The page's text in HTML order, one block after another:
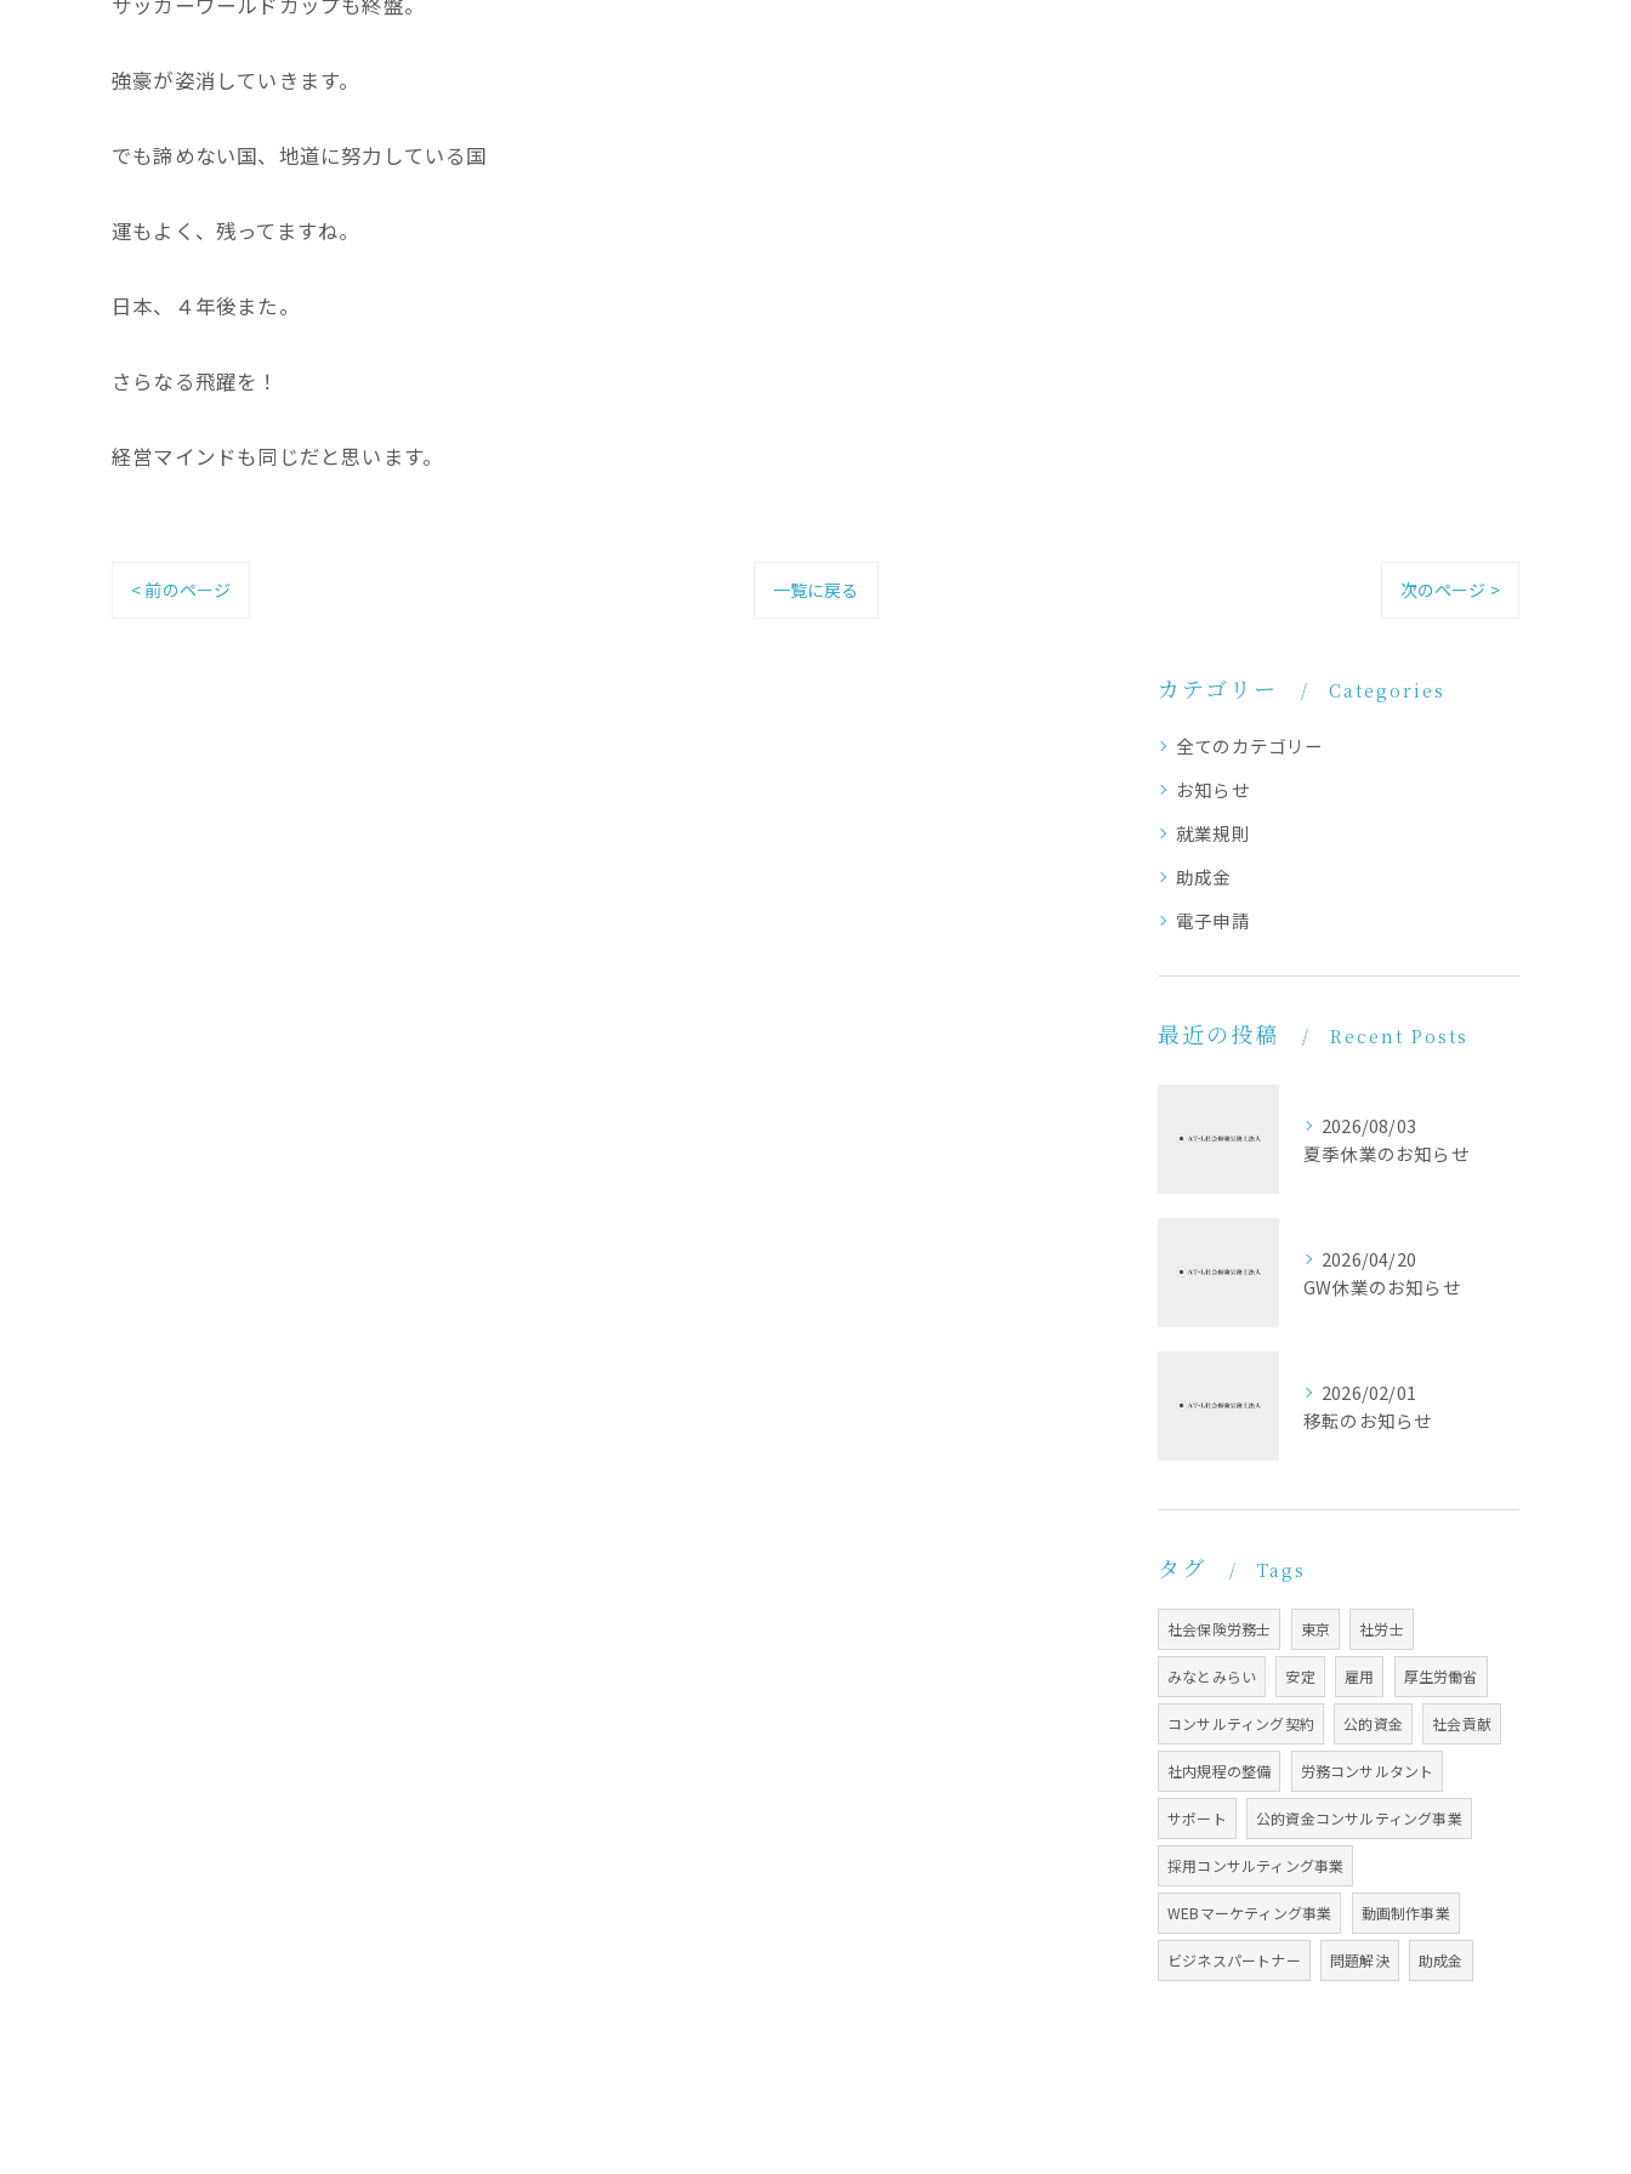
強豪が姿消していきます。
でも諦めない国、地道に努力している国
運もよく、残ってますね。
日本、４年後また。
さらなる飛躍を！
経営マインドも同じだと思います。
< 前のページ 一覧に戻る 次のページ >
カテゴリー Categories
全てのカテゴリー
お知らせ
就業規則
助成金
電子申請
最近の投稿 Recent Posts
2026/08/03
夏季休業のお知らせ
2026/04/20
GW休業のお知らせ
2026/02/01
移転のお知らせ
タグ Tags
社会保険労務士 東京 社労士
みなとみらい 安定 雇用 厚生労働省
コンサルティング契約 公的資金 社会貢献
社内規程の整備 労務コンサルタント
サポート 公的資金コンサルティング事業
採用コンサルティング事業
WEBマーケティング事業 動画制作事業
ビジネスパートナー 問題解決 助成金